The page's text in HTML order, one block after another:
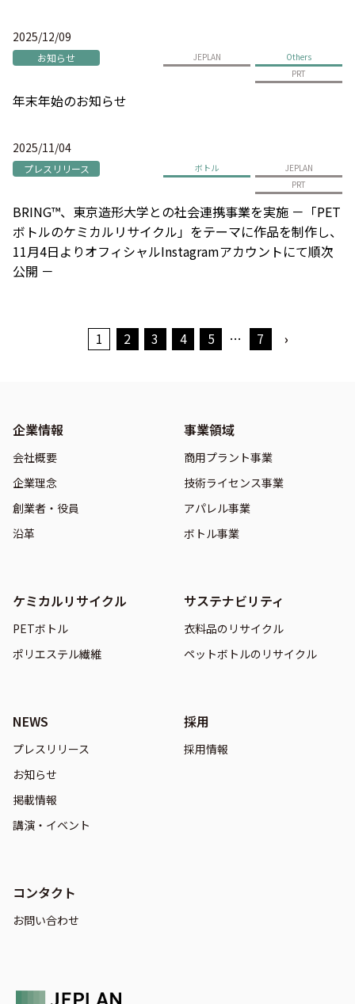
2025/12/09
お知らせ JEPLAN
Others
PRT
年末年始のお知らせ
2025/11/04
プレスリリース ボトル
JEPLAN
PRT
BRING™、東京造形大学との社会連携事業を実施 －「PET
ボトルのケミカルリサイクル」をテーマに作品を制作し、
11月4日よりオフィシャルInstagramアカウントにて順次
公開 －
1 2 3 4 5 … 7 ›
企業情報
会社概要
企業理念
創業者・役員
沿革
事業領域
商用プラント事業
技術ライセンス事業
アパレル事業
ボトル事業
ケミカルリサイクル
PETボトル
ポリエステル繊維
サステナビリティ
衣料品のリサイクル
ペットボトルのリサイクル
NEWS
プレスリリース
お知らせ
掲載情報
講演・イベント
採用
採用情報
コンタクト
お問い合わせ